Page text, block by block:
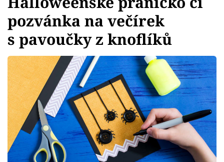
Témata
Bydlení
Zahrada
Design
Sledujte prima+
Přihlášení
pozvánka na večírek
s pavoučky z knoflíků